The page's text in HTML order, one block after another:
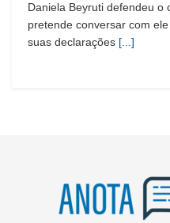
Daniela Beyruti defendeu o
pretende conversar com
suas declarações [...]